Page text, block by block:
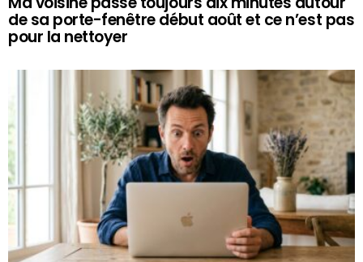
de sa porte-fenêtre début août et ce n’est pas
pour la nettoyer